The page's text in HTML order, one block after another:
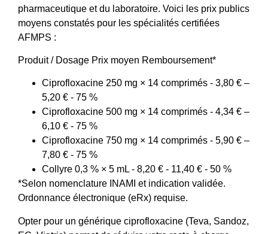
pharmaceutique et du laboratoire. Voici les prix publics
moyens constatés pour les spécialités certifiées
AFMPS :
Produit / Dosage Prix moyen Remboursement*
Ciprofloxacine 250 mg × 14 comprimés - 3,80 € –
5,20 € - 75 %
Ciprofloxacine 500 mg × 14 comprimés - 4,34 € –
6,10 € - 75 %
Ciprofloxacine 750 mg × 14 comprimés - 5,90 € –
7,80 € - 75 %
Collyre 0,3 % × 5 mL - 8,20 € - 11,40 € - 50 %
*Selon nomenclature INAMI et indication validée.
Ordonnance électronique (eRx) requise.
Opter pour un générique ciprofloxacine (Teva, Sandoz,